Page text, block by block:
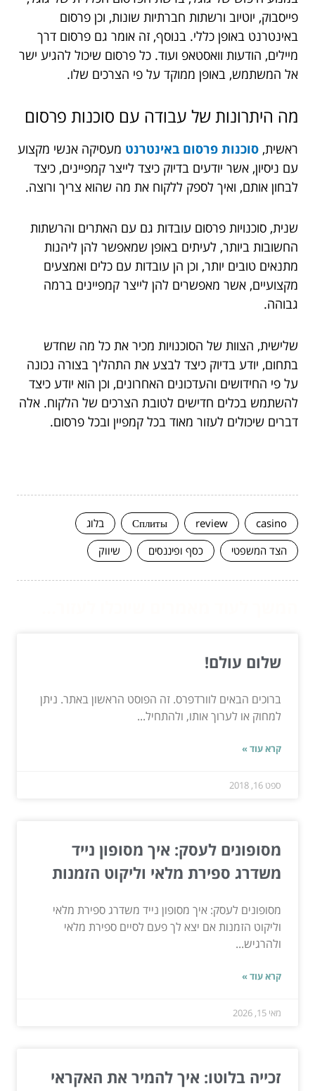
פייסבוק, יוטיוב ורשתות חברתיות שונות, וכן פרסום
באינטרנט באופן כללי. בנוסף, זה אומר גם פרסום דרך
מיילים, הודעות וואסטאפ ועוד. כל פרסום שיכול להגיע ישר
אל המשתמש, באופן ממוקד על פי הצרכים שלו.
מה היתרונות של עבודה עם סוכנות פרסום
ראשית, סוכנות פרסום באינטרנט מעסיקה אנשי מקצוע
עם ניסיון, אשר יודעים בדיוק כיצד לייצר קמפיינים, כיצד
לבחון אותם, ואיך לספק ללקוח את מה שהוא צריך ורוצה.
שנית, סוכנויות פרסום עובדות גם עם האתרים והרשתות
החשובות ביותר, לעיתים באופן שמאפשר להן ליהנות
מתנאים טובים יותר, וכן הן עובדות עם כלים ואמצעים
מקצועיים, אשר מאפשרים להן לייצר קמפיינים ברמה
גבוהה.
שלישית, הצוות של הסוכנויות מכיר את כל מה שחדש
בתחום, יודע בדיוק כיצד לבצע את התהליך בצורה נכונה
על פי החידושים והעדכונים האחרונים, וכן הוא יודע כיצד
להשתמש בכלים חדישים לטובת הצרכים של הלקוח. אלה
דברים שיכולים לעזור מאוד בכל קמפיין ובכל פרסום.
casino
review
Сплиты
בלוג
הצד המשפטי
כסף ופיננסים שיווק
שלום עולם!
ברוכים הבאים לוורדפרס. זה הפוסט הראשון באתר. ניתן
למחוק או לערוך אותו, ולהתחיל...
קרא עוד »
ספט 16, 2018
מסופונים לעסק: איך מסופון נייד
משדרג ספירת מלאי וליקוט הזמנות
מסופונים לעסק: איך מסופון נייד משדרג ספירת מלאי
וליקוט הזמנות אם יצא לך פעם לסיים ספירת מלאי
ולהרגיש...
קרא עוד »
מאי 15, 2026
זכייה בלוטו: איך להמיר את האקראי